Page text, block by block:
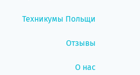
Техникумы Польщи
Отзывы
О нас